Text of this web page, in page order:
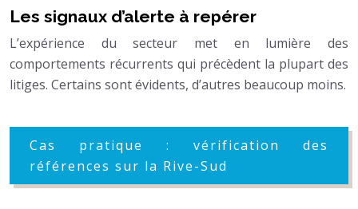
Les signaux d’alerte à repérer
L’expérience du secteur met en lumière des
comportements récurrents qui précèdent la plupart des
litiges. Certains sont évidents, d’autres beaucoup moins.
Cas pratique : vérification des
références sur la Rive-Sud